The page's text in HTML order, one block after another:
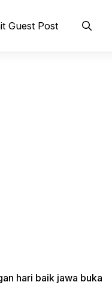
Guest Post
hari baik jawa buka